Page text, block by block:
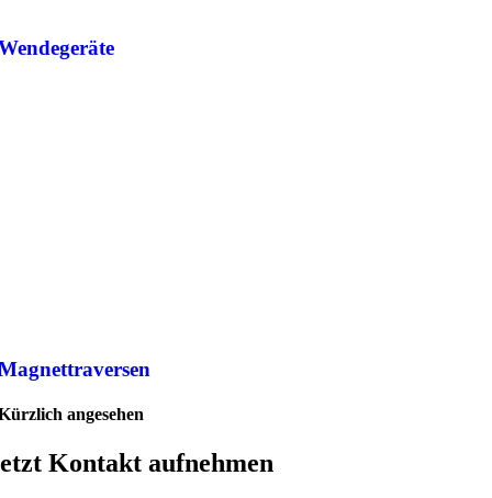
angesehen
Kontakt aufnehmen